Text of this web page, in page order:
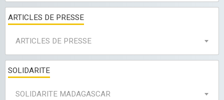
ARTICLES DE PRESSE
ARTICLES DE PRESSE
SOLIDARITE
SOLIDARITE MADAGASCAR